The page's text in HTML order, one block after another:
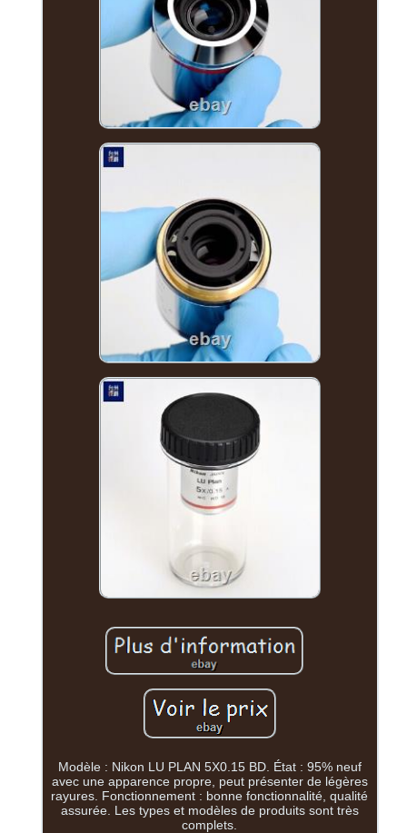
Modèle : Nikon LU PLAN 5X0.15 BD. État : 95% neuf
avec une apparence propre, peut présenter de légères
rayures. Fonctionnement : bonne fonctionnalité, qualité
assurée. Les types et modèles de produits sont très
complets.